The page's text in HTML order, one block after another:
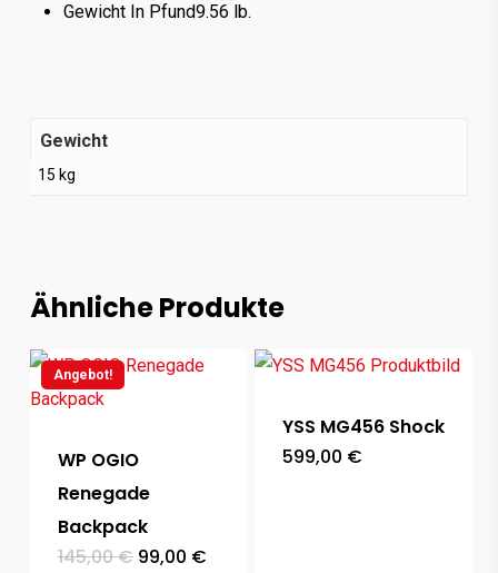
Gewicht In Pfund9.56 lb.
Gewicht
15 kg
Ähnliche Produkte
Angebot!
WP OGIO
Renegade
Backpack
145,00€ Ursprünglicher
99,00 €Aktueller
YSS MG456 Shock
599,00 €